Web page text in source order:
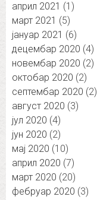
април 2021 (1)
март 2021 (5)
јануар 2021 (6)
децембар 2020 (4)
новембар 2020 (2)
октобар 2020 (2)
септембар 2020 (2)
август 2020 (3)
јул 2020 (4)
јун 2020 (2)
мај 2020 (10)
април 2020 (7)
март 2020 (20)
фебруар 2020 (3)